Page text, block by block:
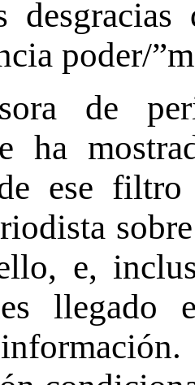
poder/
de
ha
ese filtro
e,